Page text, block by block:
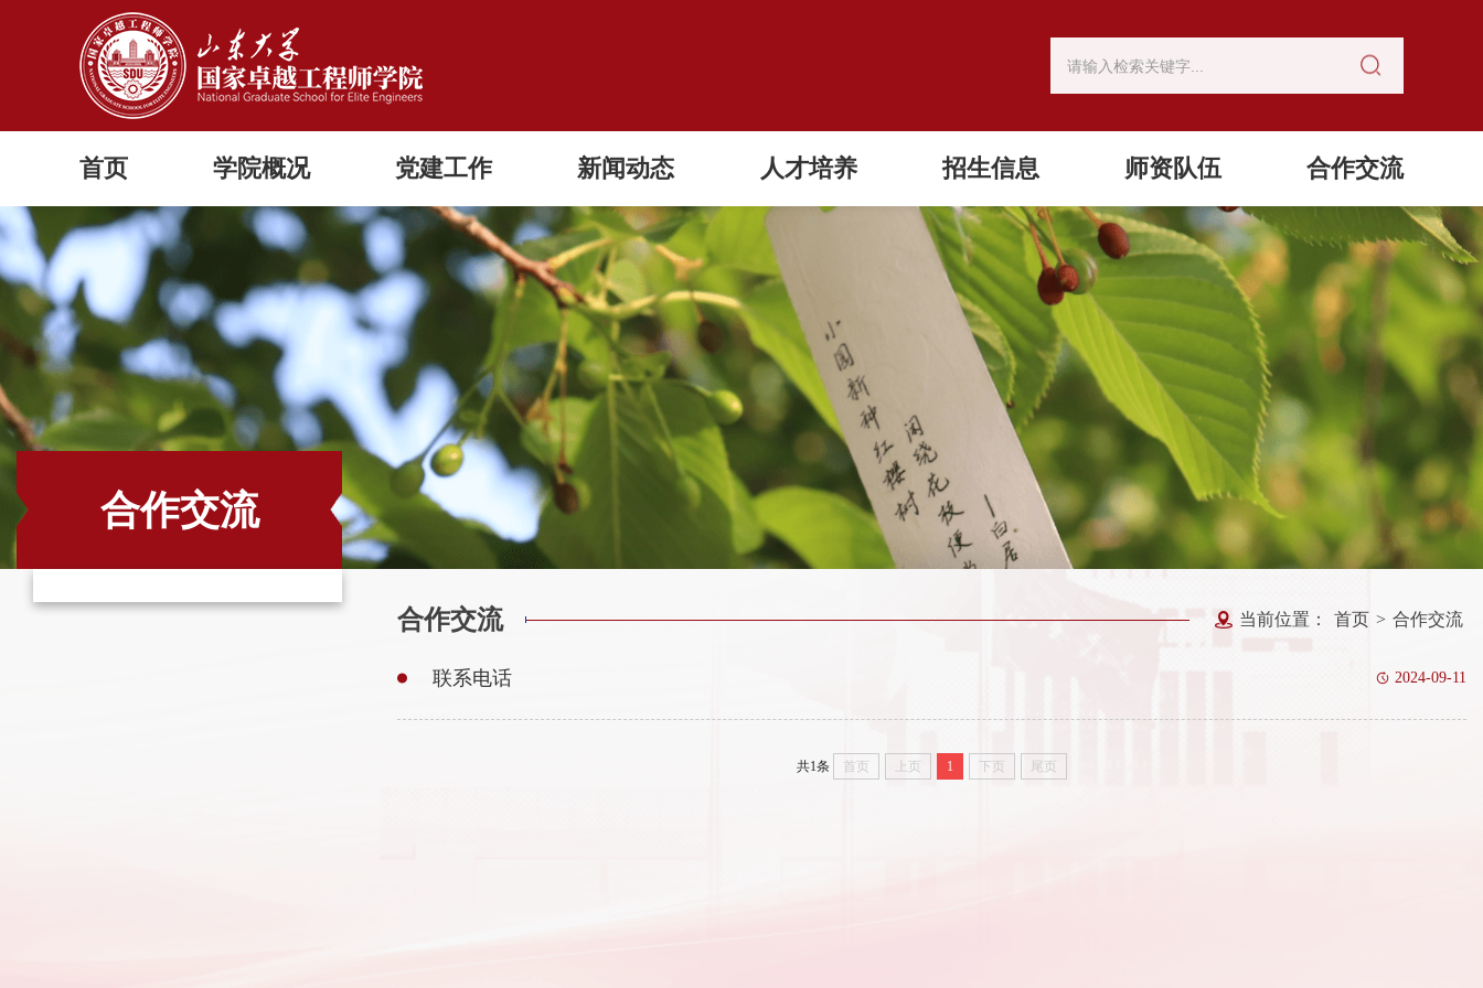
首页 学院概况 党建工作 新闻动态 人才培养 招生信息 师资队伍 合作交流
合作交流
合作交流 当前位置： 首页 > 合作交流
联系电话 2024-09-11
共1条 首页 上页 1 下页 尾页